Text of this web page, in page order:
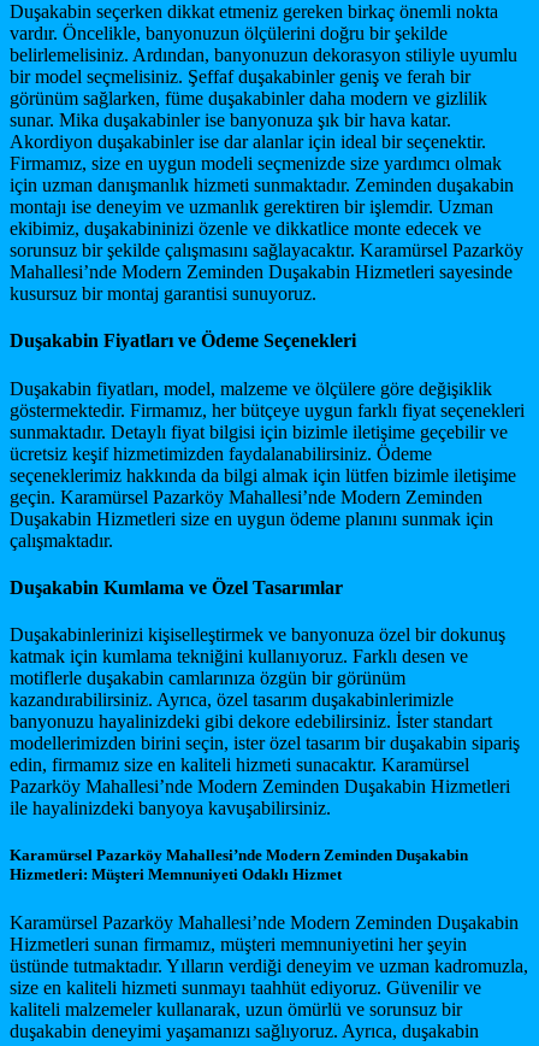
Duşakabin seçerken dikkat etmeniz gereken birkaç önemli nokta
vardır. Öncelikle, banyonuzun ölçülerini doğru bir şekilde
belirlemelisiniz. Ardından, banyonuzun dekorasyon stiliyle uyumlu
bir model seçmelisiniz. Şeffaf duşakabinler geniş ve ferah bir
görünüm sağlarken, füme duşakabinler daha modern ve gizlilik
sunar. Mika duşakabinler ise banyonuza şık bir hava katar.
Akordiyon duşakabinler ise dar alanlar için ideal bir seçenektir.
Firmamız, size en uygun modeli seçmenizde size yardımcı olmak
için uzman danışmanlık hizmeti sunmaktadır. Zeminden duşakabin
montajı ise deneyim ve uzmanlık gerektiren bir işlemdir. Uzman
ekibimiz, duşakabininizi özenle ve dikkatlice monte edecek ve
sorunsuz bir şekilde çalışmasını sağlayacaktır. Karamürsel Pazarköy
Mahallesi’nde Modern Zeminden Duşakabin Hizmetleri sayesinde
kusursuz bir montaj garantisi sunuyoruz.
Duşakabin Fiyatları ve Ödeme Seçenekleri
Duşakabin fiyatları, model, malzeme ve ölçülere göre değişiklik
göstermektedir. Firmamız, her bütçeye uygun farklı fiyat seçenekleri
sunmaktadır. Detaylı fiyat bilgisi için bizimle iletişime geçebilir ve
ücretsiz keşif hizmetimizden faydalanabilirsiniz. Ödeme
seçeneklerimiz hakkında da bilgi almak için lütfen bizimle iletişime
geçin. Karamürsel Pazarköy Mahallesi’nde Modern Zeminden
Duşakabin Hizmetleri size en uygun ödeme planını sunmak için
çalışmaktadır.
Duşakabin Kumlama ve Özel Tasarımlar
Duşakabinlerinizi kişiselleştirmek ve banyonuza özel bir dokunuş
katmak için kumlama tekniğini kullanıyoruz. Farklı desen ve
motiflerle duşakabin camlarınıza özgün bir görünüm
kazandırabilirsiniz. Ayrıca, özel tasarım duşakabinlerimizle
banyonuzu hayalinizdeki gibi dekore edebilirsiniz. İster standart
modellerimizden birini seçin, ister özel tasarım bir duşakabin sipariş
edin, firmamız size en kaliteli hizmeti sunacaktır. Karamürsel
Pazarköy Mahallesi’nde Modern Zeminden Duşakabin Hizmetleri
ile hayalinizdeki banyoya kavuşabilirsiniz.
Karamürsel Pazarköy Mahallesi’nde Modern Zeminden Duşakabin
Hizmetleri: Müşteri Memnuniyeti Odaklı Hizmet
Karamürsel Pazarköy Mahallesi’nde Modern Zeminden Duşakabin
Hizmetleri sunan firmamız, müşteri memnuniyetini her şeyin
üstünde tutmaktadır. Yılların verdiği deneyim ve uzman kadromuzla,
size en kaliteli hizmeti sunmayı taahhüt ediyoruz. Güvenilir ve
kaliteli malzemeler kullanarak, uzun ömürlü ve sorunsuz bir
duşakabin deneyimi yaşamanızı sağlıyoruz. Ayrıca, duşakabin